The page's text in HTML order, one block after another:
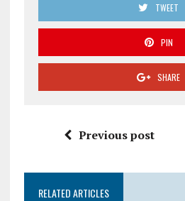
TWEET
PIN
SHARE
Previous post
RELATED ARTICLES